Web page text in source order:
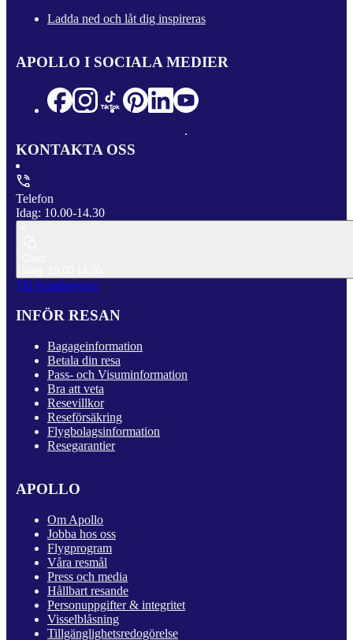
Ladda ned och låt dig inspireras
APOLLO I SOCIALA MEDIER
KONTAKTA OSS
Telefon
Idag: 10.00-14.30
Till Kundservice
INFÖR RESAN
Bagageinformation
Betala din resa
Pass- och Visuminformation
Bra att veta
Resevillkor
Reseförsäkring
Flygbolagsinformation
Resegarantier
APOLLO
Om Apollo
Jobba hos oss
Flygprogram
Våra resmål
Press och media
Hållbart resande
Personuppgifter & integritet
Visselblåsning
Tillgänglighetsredogörelse